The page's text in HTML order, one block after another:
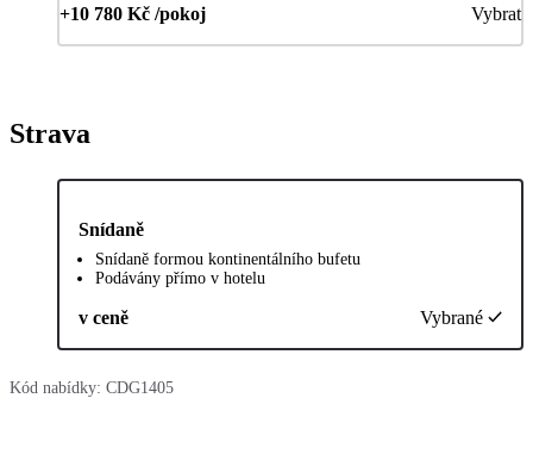
+10 780 Kč /pokoj Vybrat
Strava
Snídaně
Snídaně formou kontinentálního bufetu
Podávány přímo v hotelu
v ceně Vybrané
Kód nabídky: CDG1405